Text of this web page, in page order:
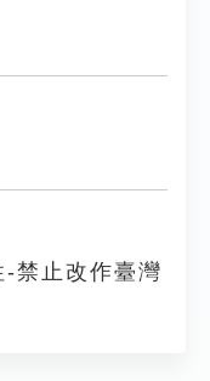
禁止改作臺灣